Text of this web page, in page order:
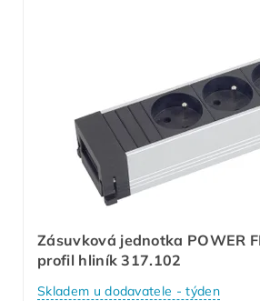
Zásuvková jednotka POWER
profil hliník 317.102
Skladem u dodavatele - týden